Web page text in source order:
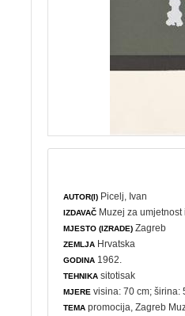
AUTOR(I) Picelj, Ivan
IZDAVAČ Muzej za umjetnost
MJESTO (IZRADE) Zagreb
ZEMLJA Hrvatska
GODINA 1962.
TEHNIKA sitotisak
MJERE visina: 70 cm; širina:
TEMA promocija , Zagreb